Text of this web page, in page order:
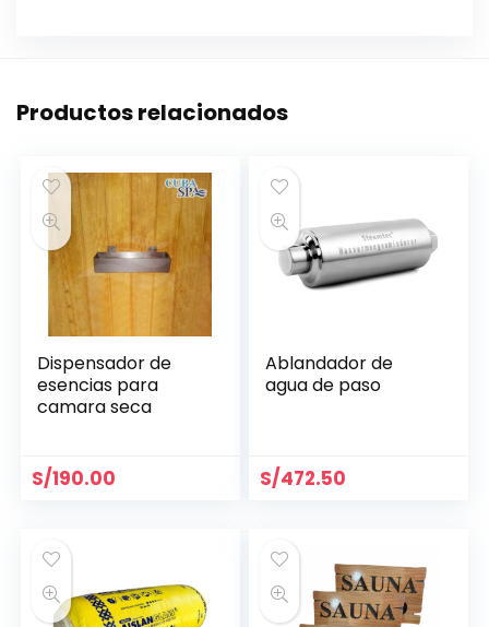
Productos relacionados
Dispensador de
esencias para
camara seca
S/190.00
Ablandador de
agua de paso
S/472.50